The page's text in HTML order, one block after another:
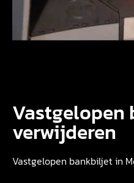
verwijderen
Vastgelopen bankbiljet in